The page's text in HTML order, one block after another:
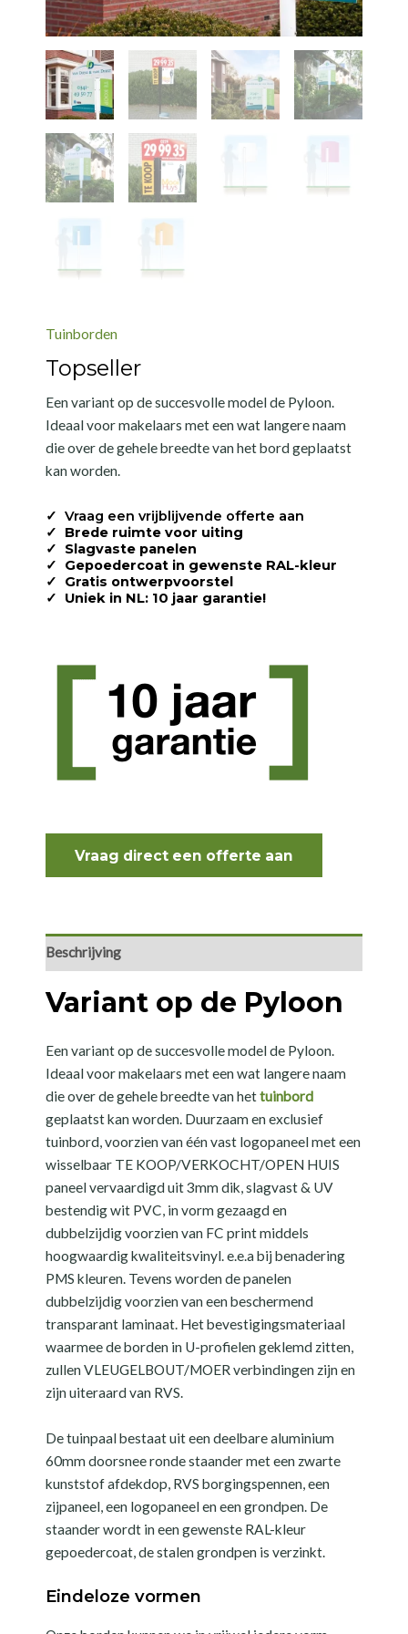
Tuinborden
Topseller
Een variant op de succesvolle model de Pyloon.
Ideaal voor makelaars met een wat langere naam
die over de gehele breedte van het bord geplaatst
kan worden.
✓ Vraag een vrijblijvende offerte aan
✓
Brede ruimte voor uiting
✓
Slagvaste panelen
✓
Gepoedercoat in gewenste RAL-kleur
✓
Gratis ontwerpvoorstel
✓
Uniek in NL: 10 jaar garantie!
Vraag direct een offerte aan
Beschrijving
Variant op de Pyloon
Een variant op de succesvolle model de Pyloon.
Ideaal voor makelaars met een wat langere naam
die over de gehele breedte van hettuinbord
geplaatst kan worden. Duurzaam en exclusief
tuinbord, voorzien van één vast logopaneel met een
wisselbaar TE KOOP/VERKOCHT/OPEN HUIS
paneel vervaardigd uit 3mm dik, slagvast & UV
bestendig wit PVC, in vorm gezaagd en
dubbelzijdig voorzien van FC print middels
hoogwaardig kwaliteitsvinyl. e.e.a bij benadering
PMS kleuren. Tevens worden de panelen
dubbelzijdig voorzien van een beschermend
transparant laminaat. Het bevestigingsmateriaal
waarmee de borden in U-profielen geklemd zitten,
zullen VLEUGELBOUT/MOER verbindingen zijn en
zijn uiteraard van RVS.
De tuinpaal bestaat uit een deelbare aluminium
60mm doorsnee ronde staander met een zwarte
kunststof afdekdop, RVS borgingspennen, een
zijpaneel, een logopaneel en een grondpen. De
staander wordt in een gewenste RAL-kleur
gepoedercoat, de stalen grondpen is verzinkt.
Eindeloze vormen